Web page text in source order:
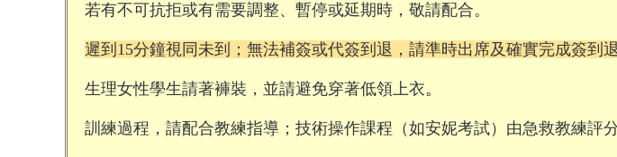
若有不可抗拒或有需要調整、暫停或延期時，敬請配合。
遲到 15分鐘視同未到；無法補簽或代簽到退，請準時出席及確實完成簽到退
生理女性學生請著褲裝，並請避免穿著低領上衣。
訓練過程，請配合教練指導；技術操作課程（如安妮考試）由急救教練評